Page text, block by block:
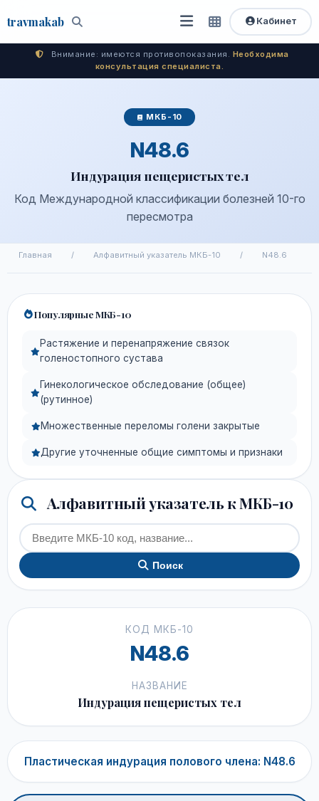
travmakab Поиск
Открыть
меню
Быстрый
доступ
Кабинет
Внимание: имеются противопоказания. Необходима
консультация специалиста.
МКБ-10
N48.6
Индурация пещеристых тел
Код Международной классификации болезней 10-го
пересмотра
Главная / Алфавитный указатель МКБ-10 / N48.6
Популярные МКБ-10
Растяжение и перенапряжение связок
голеностопного сустава
Гинекологическое обследование (общее)
(рутинное)
Множественные переломы голени закрытые
Другие уточненные общие симптомы и признаки
Алфавитный указатель к МКБ-10
Поиск
КОД МКБ-10
N48.6
НАЗВАНИЕ
Индурация пещеристых тел
Пластическая индурация полового члена: N48.6